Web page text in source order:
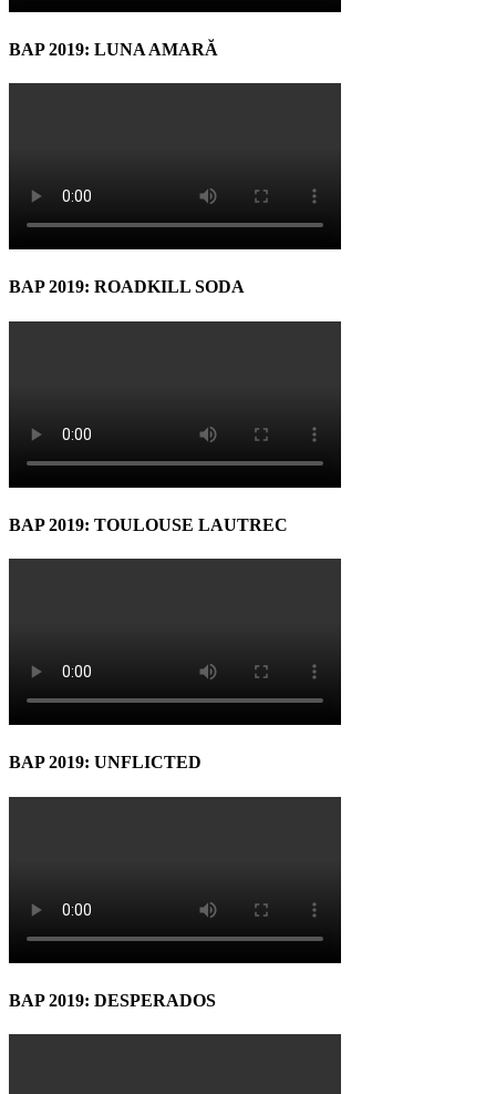
BAP 2019: LUNA AMARĂ
BAP 2019: ROADKILL SODA
BAP 2019: TOULOUSE LAUTREC
BAP 2019: UNFLICTED
BAP 2019: DESPERADOS